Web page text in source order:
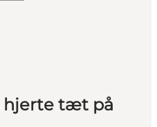
hjerte tæt på